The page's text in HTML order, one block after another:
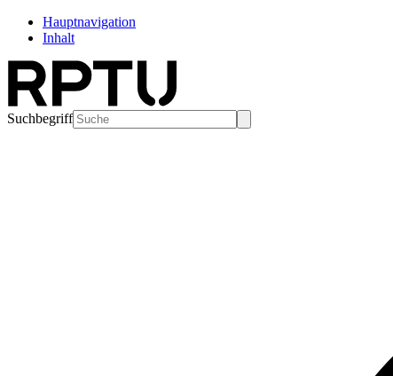
Hauptnavigation
Inhalt
Suchbegriff